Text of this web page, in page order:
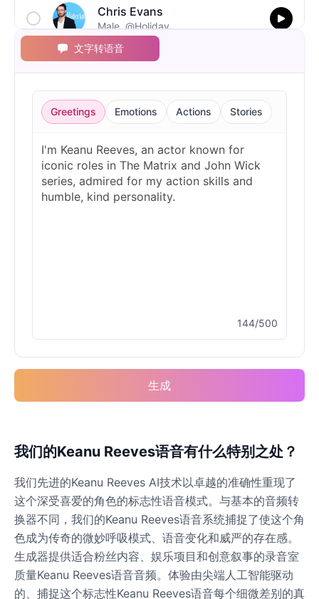
Chris Evans
Male @Holiday
Christopher Walken
Male @Kairox
Male @Lucas
Diddy
Male @PeachyCloud
Emilia Clarke
Female @NYCgirl2009
Eminem
Emma Waston
Female @GamingPro365
Gavin Newsom
Male @KingArthur
文字转语音
Greetings Emotions Actions Stories
144/500
生成
我们的Keanu Reeves语音有什么特别之处？
我们先进的Keanu Reeves AI技术以卓越的准确性重现了
这个深受喜爱的角色的标志性语音模式。与基本的音频转
换器不同，我们的Keanu Reeves语音系统捕捉了使这个角
色成为传奇的微妙呼吸模式、语音变化和威严的存在感。
生成器提供适合粉丝内容、娱乐项目和创意叙事的录音室
质量Keanu Reeves语音音频。体验由尖端人工智能驱动
的、捕捉这个标志性Keanu Reeves语音每个细微差别的真